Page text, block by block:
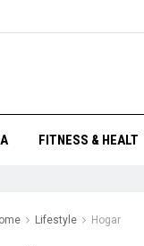
FITNESS & HEALT
Lifestyle Hogar